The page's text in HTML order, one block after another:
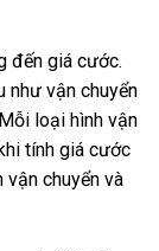
đến giá cước.
như vận chuyển
loại hình vận
tính giá cước
chuyển và